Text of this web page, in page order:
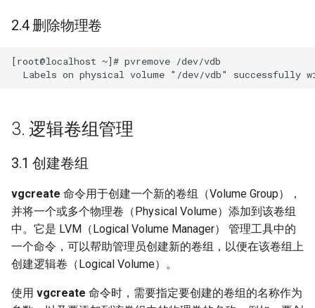
2.4 删除物理卷
[root@localhost ~]# pvremove /dev/vdb
3. 逻辑卷组管理
3.1 创建卷组
vgcreate 命令用于创建一个新的卷组（Volume Group），
并将一个或多个物理卷（Physical Volume）添加到该卷组
中。它是 LVM（Logical Volume Manager） 管理工具中的
一个命令，可以帮助管理员创建新的卷组，以便在该卷组上
创建逻辑卷（Logical Volume）。
使用 vgcreate 命令时，需要指定要创建的卷组的名称作为